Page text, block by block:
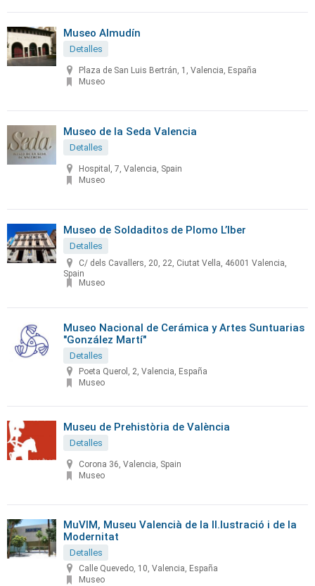
Museo Almudín
Detalles
Plaza de San Luis Bertrán, 1, Valencia, España
Museo
Museo de la Seda Valencia
Detalles
Hospital, 7, Valencia, Spain
Museo
Museo de Soldaditos de Plomo L’Iber
Detalles
C/ dels Cavallers, 20, 22, Ciutat Vella, 46001 Valencia,
Spain
Museo
Museo Nacional de Cerámica y Artes Suntuarias
"González Martí"
Detalles
Poeta Querol, 2, Valencia, España
Museo
Museu de Prehistòria de València
Detalles
Corona 36, Valencia, Spain
Museo
MuVIM, Museu Valencià de la Il.lustració i de la
Modernitat
Detalles
Calle Quevedo, 10, Valencia, España
Museo